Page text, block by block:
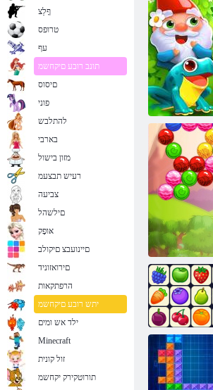
Onet יסאלק
רוביח
ףָלַצ
טרופס
עף
תונב רובע םיקחשמ
םיסוס
פוני
להתלבש
בארבי
מזון בישול
רעיש תבצעמ
צביעה
םילשהל
אּופָק
םיינועבצ םיקולב
םירואזוניד
הרפתקאות
יתש רובע םיקחשמ
ילד אש ומים
Minecraft
זול קונית
תורוטקירק יקחשמ